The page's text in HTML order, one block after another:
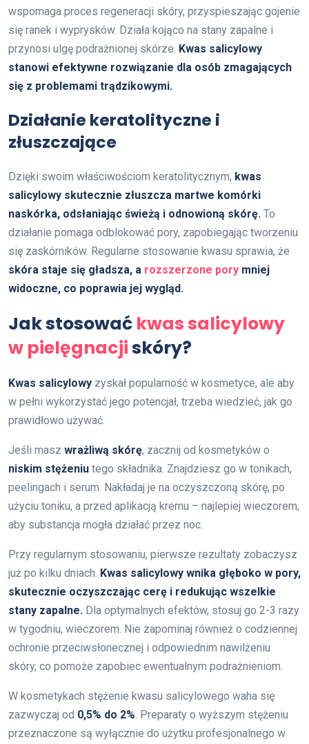
wspomaga proces regeneracji skóry, przyspieszając gojenie
się ranek i wyprysków. Działa kojąco na stany zapalne i
przynosi ulgę podrażnionej skórze. Kwas salicylowy
stanowi efektywne rozwiązanie dla osób zmagających
się z problemami trądzikowymi.
Działanie keratolityczne i
złuszczające
Dzięki swoim właściwościom keratolitycznym, kwas
salicylowy skutecznie złuszcza martwe komórki
naskórka, odsłaniając świeżą i odnowioną skórę. To
działanie pomaga odblokować pory, zapobiegając tworzeniu
się zaskórników. Regularne stosowanie kwasu sprawia, że
skóra staje się gładsza, a rozszerzone pory mniej
widoczne, co poprawia jej wygląd.
Jak stosować kwas salicylowy
w pielęgnacjiskóry?
Kwas salicylowy zyskał popularność w kosmetyce, ale aby
w pełni wykorzystać jego potencjał, trzeba wiedzieć, jak go
prawidłowo używać.
Jeśli masz wrażliwą skórę, zacznij od kosmetyków o
niskim stężeniu tego składnika. Znajdziesz go w tonikach,
peelingach i serum. Nakładaj je na oczyszczoną skórę, po
użyciu toniku, a przed aplikacją kremu – najlepiej wieczorem,
aby substancja mogła działać przez noc.
Przy regularnym stosowaniu, pierwsze rezultaty zobaczysz
już po kilku dniach. Kwas salicylowy wnika głęboko w pory,
skutecznie oczyszczając cerę i redukując wszelkie
stany zapalne. Dla optymalnych efektów, stosuj go 2-3 razy
w tygodniu, wieczorem. Nie zapominaj również o codziennej
ochronie przeciwsłonecznej i odpowiednim nawilżeniu
skóry, co pomoże zapobiec ewentualnym podrażnieniom.
W kosmetykach stężenie kwasu salicylowego waha się
zazwyczaj od 0,5% do 2%. Preparaty o wyższym stężeniu
przeznaczone są wyłącznie do użytku profesjonalnego w